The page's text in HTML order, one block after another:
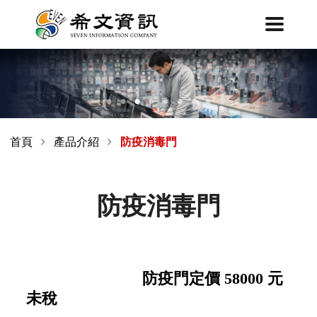
首頁 產品介紹 防疫消毒門
防疫消毒門
防疫門定價 58000 元
未稅